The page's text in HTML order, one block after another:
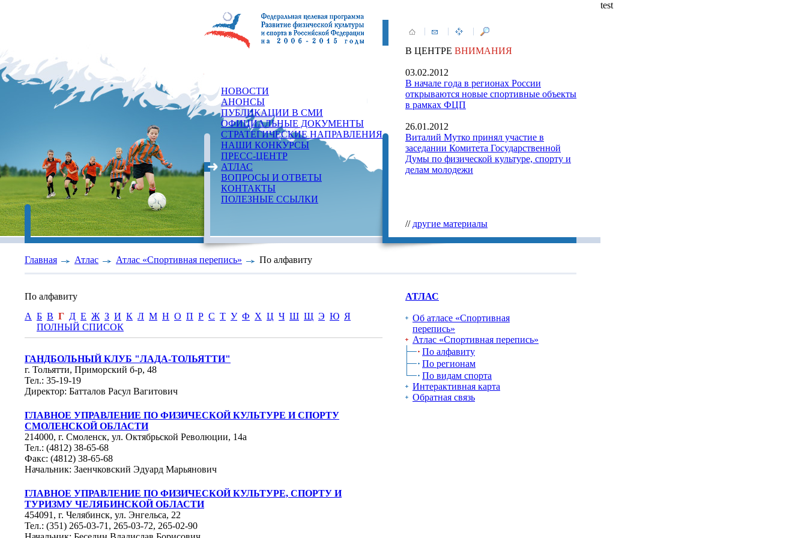
НОВОСТИ
АНОНСЫ
ПУБЛИКАЦИИ В СМИ
ОФИЦИАЛЬНЫЕ ДОКУМЕНТЫ
СТРАТЕГИЧЕСКИЕ НАПРАВЛЕНИЯ
НАШИ КОНКУРСЫ
ПРЕСС-ЦЕНТР
АТЛАС
ВОПРОСЫ И ОТВЕТЫ
КОНТАКТЫ
ПОЛЕЗНЫЕ ССЫЛКИ
В ЦЕНТРЕ ВНИМАНИЯ
03.02.2012
В начале года в регионах России
открываются новые спортивные объекты
в рамках ФЦП
26.01.2012
Виталий Мутко принял участие в
заседании Комитета Государственной
Думы по физической культуре, спорту и
делам молодежи
// другие материалы
Главная Атлас Атлас «Спортивная перепись» По алфавиту
По алфавиту
А Б В Г Д Е Ж З И К Л М Н О П Р С Т У Ф Х Ц Ч Ш Щ Э Ю Я
ПОЛНЫЙ СПИСОК
ГАНДБОЛЬНЫЙ КЛУБ "ЛАДА-ТОЛЬЯТТИ"
г. Тольятти, Приморский б-р, 48
Тел.: 35-19-19
Директор: Батталов Расул Вагитович
ГЛАВНОЕ УПРАВЛЕНИЕ ПО ФИЗИЧЕСКОЙ КУЛЬТУРЕ И СПОРТУ
СМОЛЕНСКОЙ ОБЛАСТИ
214000, г. Смоленск, ул. Октябрьской Революции, 14а
Тел.: (4812) 38-65-68
Факс: (4812) 38-65-68
Начальник: Заенчковский Эдуард Марьянович
ГЛАВНОЕ УПРАВЛЕНИЕ ПО ФИЗИЧЕСКОЙ КУЛЬТУРЕ, СПОРТУ И
ТУРИЗМУ ЧЕЛЯБИНСКОЙ ОБЛАСТИ
454091, г. Челябинск, ул. Энгельса, 22
Тел.: (351) 265-03-71, 265-03-72, 265-02-90
АТЛАС
Об атласе «Спортивная
перепись»
Атлас «Спортивная перепись»
По алфавиту
По регионам
По видам спорта
Интерактивная карта
Обратная связь
test